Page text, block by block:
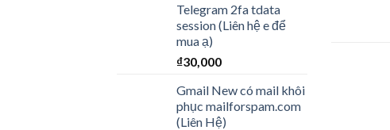
Telegram 2fa tdata
session (Liên hệ e để
mua ạ)
₫30,000
Gmail New có mail khôi
phục mailforspam.com
(Liên Hệ)